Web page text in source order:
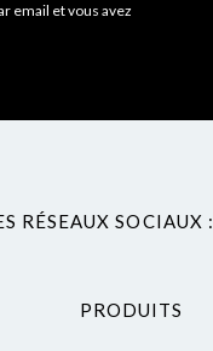
email et vous avez
RÉSEAUX SOCIAUX :
PRODUITS